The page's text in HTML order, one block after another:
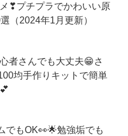
❣プチプラでかわいい原
（2024年1月更新）
者さんでも大丈夫😁さ
均手作りキットで簡単
でもOK👀🌟勉強垢でも